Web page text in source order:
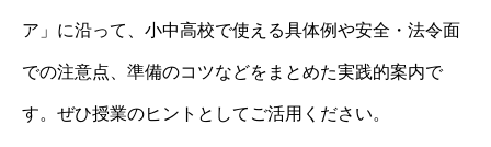
ア」に沿って、小中高校で使える具体例や安全・法令面
での注意点、準備のコツなどをまとめた実践的案内で
す。ぜひ授業のヒントとしてご活用ください。